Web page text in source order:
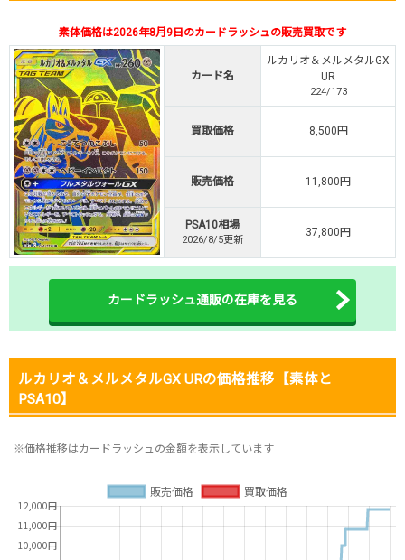
オリくじ
・新規登録で無料100連できる！
・初回購入は500coinが50円
TVCM記念！激熱イベント開催中
オリくじ公式はこちら ＞
TORAオリパ
・リリース1周年イベント開催中！
・新規登録で最大90%OFF
初回登録で4種類アド確解放
TORAオリパ公式はこちら ＞
素体価格は2026年8月9日のカードラッシュの販売買取です
カード名
ルカリオ＆メルメタルGX
UR
224/173
買取価格 8,500円
販売価格 11,800円
PSA10相場
2026/8/5更新
37,800円
カードラッシュ通販の在庫を見る
ルカリオ＆メルメタルGX URの価格推移【素体と
PSA10】
※価格推移はカードラッシュの金額を表示しています